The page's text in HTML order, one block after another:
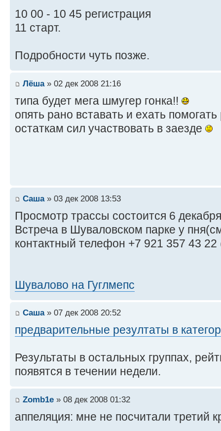
10 00 - 10 45 регистрация
11 старт.
Подробности чуть позже.
Лёша» 02 дек 2008 21:16
типа будет мега шмугер гонка!!
опять рано вставать и ехать
остаткам сил участвовать в заезде
Саша» 03 дек 2008 13:53
Просмотр трассы состоится 6
Встреча в Шуваловском парке у
контактный телефон +7 921 357 43 22
Шувалово на Гуглмепс
Саша» 07 дек 2008 20:52
предварительные резултаты в
Результаты в остальных группах,
появятся в течении недели.
Zomb1e » 08 дек 2008 01:32
аппеляция: мне не посчитали третий